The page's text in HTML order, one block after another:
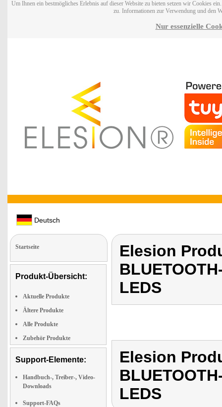
Um Ihnen ein bestmögliches Erlebnis auf dieser Website zu bieten setzen wir Cookies
zu. Informationen zur Verwendung und den
Nur essenzielle
Deutsch
Startseite
Produkt-Übersicht:
Aktuelle Produkte
Ältere Produkte
Alle Produkte
Zubehör Produkte
Support-Elemente:
Handbuch-, Treiber-, Video-
Downloads
Support-FAQs
Elesion
LEDS
Elesion
LEDS